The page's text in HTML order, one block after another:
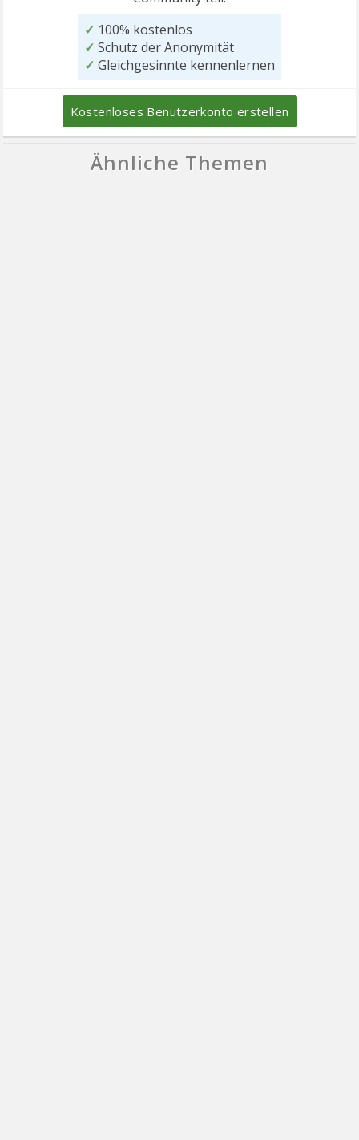
✓ 100% kostenlos
✓ Schutz der Anonymität
✓ Gleichgesinnte kennenlernen
Kostenloses Benutzerkonto erstellen
Ähnliche Themen